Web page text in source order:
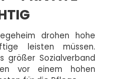
drohen hohe
leisten müssen.
größer Sozialverband
vor einem hohen